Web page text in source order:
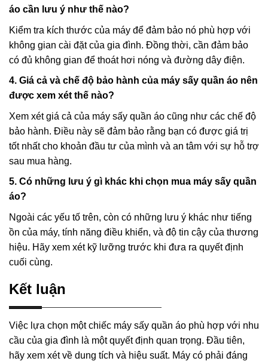
áo cần lưu ý như thế nào?
Kiểm tra kích thước của máy để đảm bảo nó phù hợp với
không gian cài đặt của gia đình. Đồng thời, cần đảm bảo
có đủ không gian để thoát hơi nóng và đường dây điện.
4. Giá cả và chế độ bảo hành của máy sấy quần áo nên
được xem xét thế nào?
Xem xét giá cả của máy sấy quần áo cũng như các chế độ
bảo hành. Điều này sẽ đảm bảo rằng bạn có được giá trị
tốt nhất cho khoản đầu tư của mình và an tâm với sự hỗ trợ
sau mua hàng.
5. Có những lưu ý gì khác khi chọn mua máy sấy quần
áo?
Ngoài các yếu tố trên, còn có những lưu ý khác như tiếng
ồn của máy, tính năng điều khiển, và độ tin cậy của thương
hiệu. Hãy xem xét kỹ lưỡng trước khi đưa ra quyết định
cuối cùng.
Kết luận
Việc lựa chọn một chiếc máy sấy quần áo phù hợp với nhu
cầu của gia đình là một quyết định quan trọng. Đầu tiên,
hãy xem xét về dung tích và hiệu suất. Máy có phải đáng